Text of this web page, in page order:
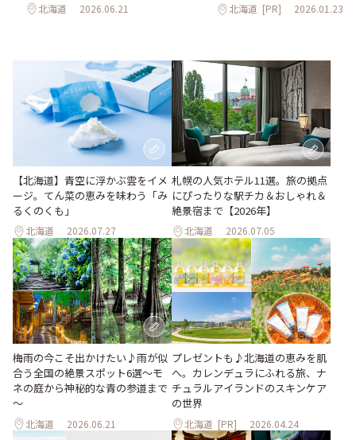
北海道 2026.06.21 北海道 [PR] 2026.01.23
【北海道】青空に浮かぶ雲をイメ
ージ。てん菜の恵みを味わう「み
るくのくも」
北海道 2026.07.27
札幌の人気ホテル11選。旅の拠点
にぴったりな駅チカ＆おしゃれ＆
絶景宿まで【2026年】
北海道 2026.07.05
梅雨の今こそ出かけたい♪雨が似
合う全国の絶景スポット6選～モ
ネの庭から神秘的な青の参道まで
～
北海道 2026.06.21
プレゼントも♪北海道の恵みを肌
へ。カレンデュラにふれる旅、ナ
チュラルアイランドのスキンケア
の世界
北海道 [PR] 2026.04.24